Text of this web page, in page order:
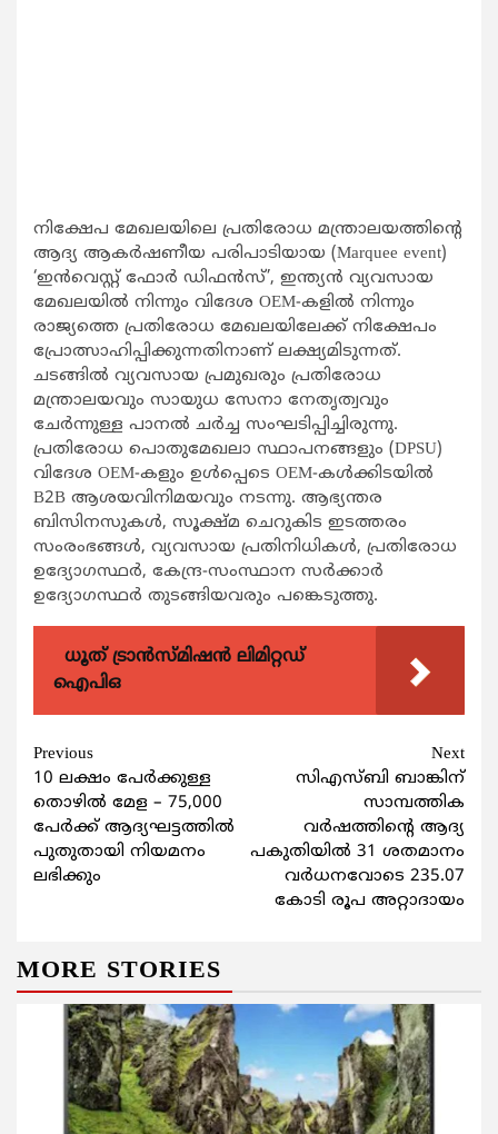
നിക്ഷേപ മേഖലയിലെ പ്രതിരോധ മന്ത്രാലയത്തിന്റെ
ആദ്യ ആകർഷണീയ പരിപാടിയായ (Marquee event)
‘ഇൻവെസ്റ്റ് ഫോർ ഡിഫൻസ്’, ഇന്ത്യൻ വ്യവസായ
മേഖലയിൽ നിന്നും വിദേശ OEM-കളിൽ നിന്നും
രാജ്യത്തെ പ്രതിരോധ മേഖലയിലേക്ക് നിക്ഷേപം
പ്രോത്സാഹിപ്പിക്കുന്നതിനാണ് ലക്ഷ്യമിടുന്നത്.
ചടങ്ങിൽ വ്യവസായ പ്രമുഖരും പ്രതിരോധ
മന്ത്രാലയവും സായുധ സേനാ നേതൃത്വവും
ചേർന്നുള്ള പാനൽ ചർച്ച സംഘടിപ്പിച്ചിരുന്നു.
പ്രതിരോധ പൊതുമേഖലാ സ്ഥാപനങ്ങളും (DPSU)
വിദേശ OEM-കളും ഉൾപ്പെടെ OEM-കൾക്കിടയിൽ
B2B ആശയവിനിമയവും നടന്നു. ആഭ്യന്തര
ബിസിനസുകൾ, സൂക്ഷ്മ ചെറുകിട ഇടത്തരം
സംരംഭങ്ങൾ, വ്യവസായ പ്രതിനിധികൾ, പ്രതിരോധ
ഉദ്യോഗസ്ഥർ, കേന്ദ്ര-സംസ്ഥാന സർക്കാർ
ഉദ്യോഗസ്ഥർ തുടങ്ങിയവരും പങ്കെടുത്തു.
ധൂത് ട്രാൻസ്മിഷൻ ലിമിറ്റഡ്
ഐപിഒ
Continue
Reading
Previous
10 ലക്ഷം പേർക്കുള്ള
തൊഴിൽ മേള – 75,000
പേർക്ക് ആദ്യഘട്ടത്തിൽ
പുതുതായി നിയമനം
ലഭിക്കും
Next
സിഎസ്ബി ബാങ്കിന്
സാമ്പത്തിക
വര്‍ഷത്തിന്‍റെ ആദ്യ
പകുതിയില്‍ 31 ശതമാനം
വര്‍ധനവോടെ 235.07
കോടി രൂപ അറ്റാദായം
MORE STORIES